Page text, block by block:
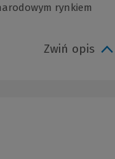
rynkiem
Zwiń opis